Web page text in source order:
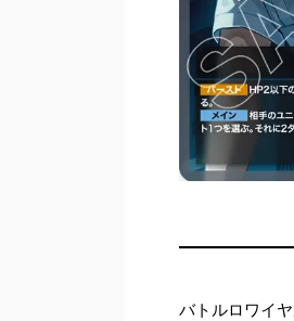
バトルロワイ